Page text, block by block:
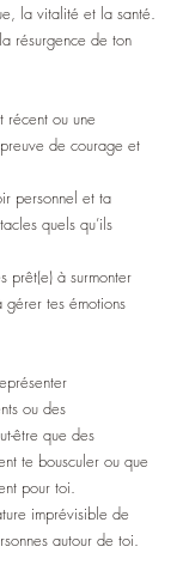
la vitalité et la santé.
résurgence de ton
récent ou une
de courage et
personnel et ta
quels qu’ils
prêt(e) à surmonter
tes émotions
ou des
être que des
te bousculer ou que
pour toi.
imprévisible de
autour de toi.